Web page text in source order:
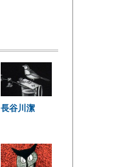
長谷川潔